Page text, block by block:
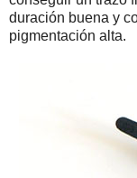
duración buena y
pigmentación alta.